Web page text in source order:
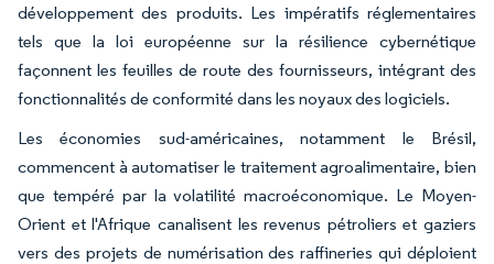
développement des produits. Les impératifs réglementaires
tels que la loi européenne sur la résilience cybernétique
façonnent les feuilles de route des fournisseurs, intégrant des
fonctionnalités de conformité dans les noyaux des logiciels.
Les économies sud-américaines, notamment le Brésil,
commencent à automatiser le traitement agroalimentaire, bien
que tempéré par la volatilité macroéconomique. Le Moyen-
Orient et l'Afrique canalisent les revenus pétroliers et gaziers
vers des projets de numérisation des raffineries qui déploient